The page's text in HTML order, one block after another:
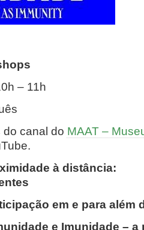
– 11h
do canal do MAAT –
à distância:
em e para além
e Imunidade – a